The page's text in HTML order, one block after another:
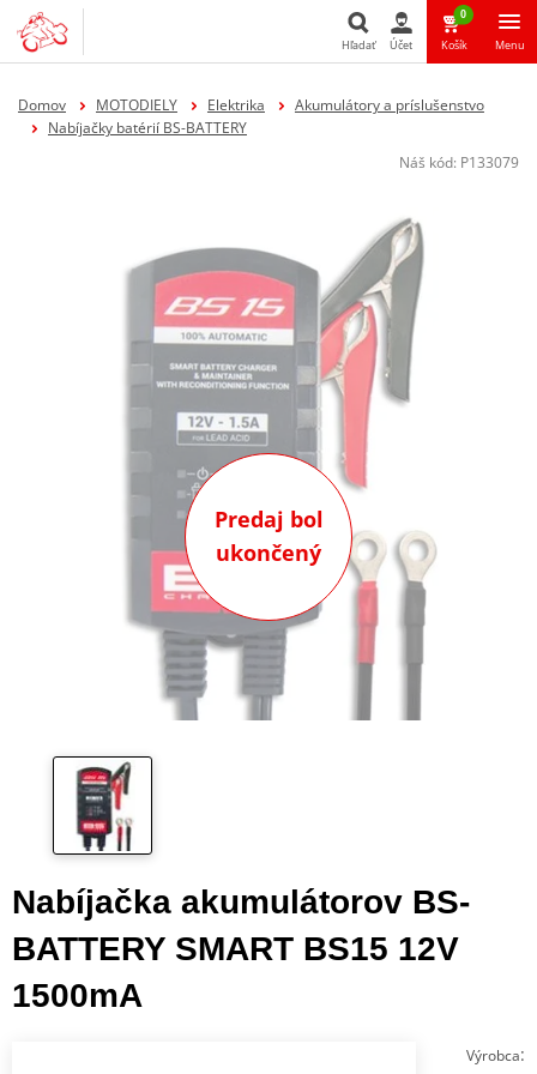
Hľadať
Hľadať Účet
0
Košík Menu
Domov MOTODIELY Elektrika
Akumulátory a príslušenstvo
Nabíjačky batérií BS-BATTERY
Náš kód: P133079
Predaj bol
ukončený
Nabíjačka akumulátorov BS-
BATTERY SMART BS15 12V
1500mA
Výrobca: